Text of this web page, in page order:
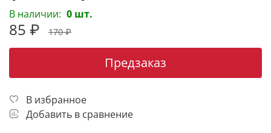
В наличии: 0 шт.
85 ₽ 170 ₽
Предзаказ
В избранное
Добавить в сравнение